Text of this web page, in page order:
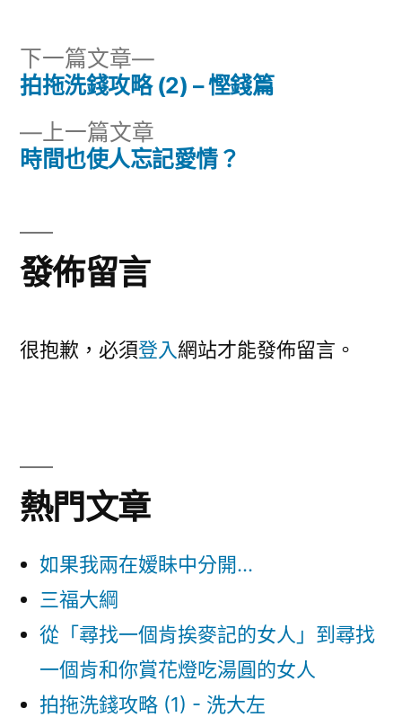
文
章
覽
上一篇文章
一
時間也使人忘記愛情？
下一篇文章
下
一
章:
拍拖洗錢攻略 (2) – 慳錢篇
發佈留言
很抱歉，必須登入網站才能發佈留言。
熱門文章
如果我兩在嫒眛中分開...
三福大綱
從「尋找一個肯挨麥記的女人」到尋找
一個肯和你賞花燈吃湯圓的女人
拍拖洗錢攻略 (1) - 洗大左